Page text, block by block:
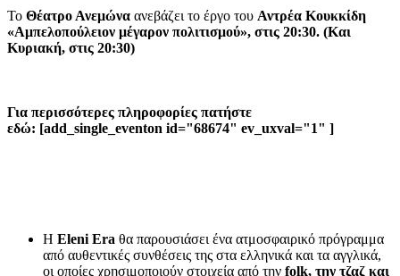
Το Θέατρο Ανεμώνα ανεβάζει το έργο του Αντρέα Κουκκίδη
«Αμπελοπούλειον μέγαρον πολιτισμού», στις 20:30. (Και
Κυριακή, στις 20:30)
Για περισσότερες πληροφορίες πατήστε
εδώ: [add_single_eventon id="68674" ev_uxval="1" ]
H Eleni Era θα παρουσιάσει ένα ατμοσφαιρικό πρόγραμμα
από αυθεντικές συνθέσεις της στα ελληνικά και τα αγγλικά,
οι οποίες χρησιμοποιούν στοιχεία από την folk, την τζαζ και